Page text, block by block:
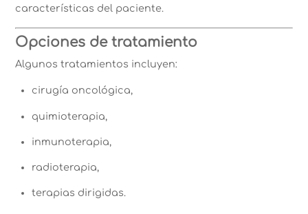
características del paciente.
Opciones de tratamiento
Algunos tratamientos incluyen:
cirugía oncológica,
quimioterapia,
inmunoterapia,
radioterapia,
terapias dirigidas.